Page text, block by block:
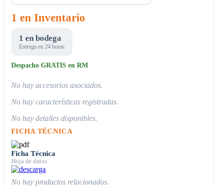
1 en Inventario
1 en bodega
Entrega en 24 horas
Despacho GRATIS en RM
No hay accesorios asociados.
No hay características registradas.
No hay detalles disponibles.
FICHA TÉCNICA
Ficha Técnica
Hoja de datos
No hay productos relacionados.